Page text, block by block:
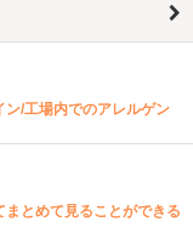
ン/工場内でのアレルゲン
とめて見ることができる